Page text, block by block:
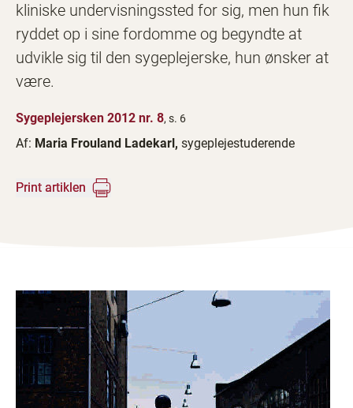
kliniske undervisningssted for sig, men hun fik
ryddet op i sine fordomme og begyndte at
udvikle sig til den sygeplejerske, hun ønsker at
være.
Sygeplejersken 2012 nr. 8, s. 6
Af: Maria Frouland Ladekarl, sygeplejestuderende
Print artiklen